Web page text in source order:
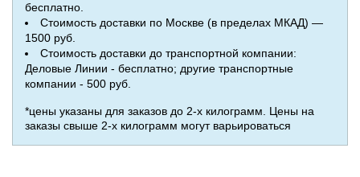
бесплатно.
Стоимость доставки по Москве (в пределах МКАД) —
1500 руб.
Стоимость доставки до транспортной компании:
Деловые Линии - бесплатно; другие транспортные
компании - 500 руб.
*цены указаны для заказов до 2-х килограмм. Цены на
заказы свыше 2-х килограмм могут варьироваться